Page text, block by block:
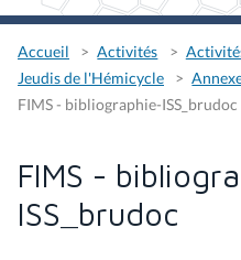
Accueil Activités
Jeudis de l'Hémicycle
FIMS - bibliographie-ISS_brudoc
FIMS -
ISS_brudoc